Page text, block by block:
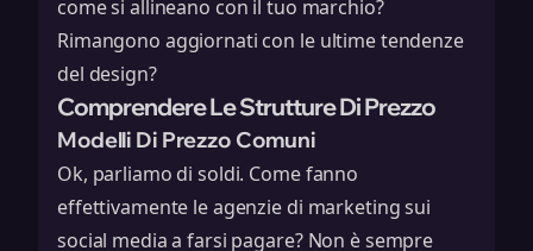
come si allineano con il tuo marchio?
Rimangono aggiornati con le ultime tendenze
del design?
Comprendere Le Strutture Di Prezzo
Modelli Di Prezzo Comuni
Ok, parliamo di soldi. Come fanno
effettivamente le agenzie di marketing sui
social media a farsi pagare? Non è sempre